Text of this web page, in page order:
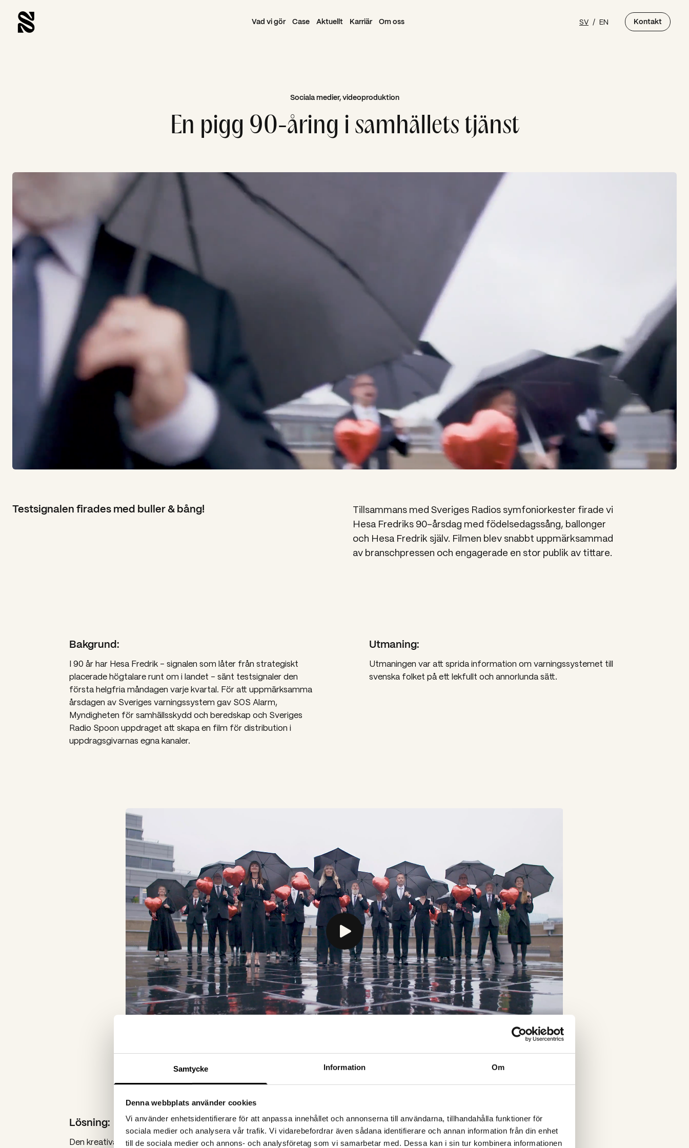
Samtycke Information Om
Denna webbplats använder cookies
Vi använder enhetsidentifierare för att anpassa innehållet och annonserna till användarna, tillhandahålla funktioner för
sociala medier och analysera vår trafik. Vi vidarebefordrar även sådana identifierare och annan information från din enhet
till de sociala medier och annons- och analysföretag som vi samarbetar med. Dessa kan i sin tur kombinera informationen
Vad vi gör Case Aktuellt Karriär Om oss SV / EN Kontakt
Sociala medier, videoproduktion
En pigg 90-åring i samhällets tjänst
Testsignalen firades med buller & bång!
Tillsammans med Sveriges Radios symfoniorkester firade vi
Hesa Fredriks 90-årsdag med födelsedagssång, ballonger
och Hesa Fredrik själv. Filmen blev snabbt uppmärksammad
av branschpressen och engagerade en stor publik av tittare.
Bakgrund:
I 90 år har Hesa ​​Fredrik – signalen som låter från strategiskt
placerade högtalare runt om i landet – sänt testsignaler den
första helgfria måndagen varje kvartal. För att uppmärksamma
årsdagen av Sveriges varningssystem gav SOS Alarm,
Myndigheten för samhällsskydd och beredskap och Sveriges
Radio Spoon uppdraget att skapa en film för distribution i
uppdragsgivarnas egna kanaler.
Utmaning:
Utmaningen var att sprida information om varningssystemet till
svenska folket på ett lekfullt och annorlunda sätt.
Lösning:
Den kreativa idén till filmen baserades på att testsignalen redan
Insikt:
Syftet med filmen är att sprida information om